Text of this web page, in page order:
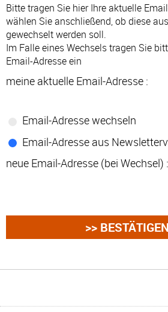
Bitte tragen Sie hier Ihre aktuelle
wählen Sie anschließend, ob diese
gewechselt werden soll.
Im Falle eines Wechsels tragen Sie
Email-Adresse ein
meine aktuelle Email-Adresse :
Email-Adresse wechseln
Email-Adresse aus
neue Email-Adresse (bei Wechsel) :